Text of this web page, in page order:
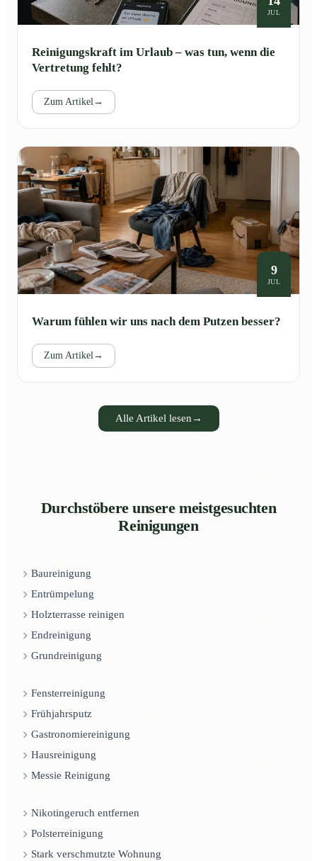
JUL
Reinigungskraft im Urlaub – was tun, wenn die
Vertretung fehlt?
Zum Artikel→
9
JUL
Warum fühlen wir uns nach dem Putzen besser?
Zum Artikel→
Alle Artikel lesen →
Durchstöbere unsere meistgesuchten
Reinigungen
Baureinigung
Entrümpelung
Holzterrasse reinigen
Endreinigung
Grundreinigung
Fensterreinigung
Frühjahrsputz
Gastronomiereinigung
Hausreinigung
Messie Reinigung
Nikotingeruch entfernen
Polsterreinigung
Stark verschmutzte Wohnung